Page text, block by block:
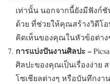
เท่านั้น นอกจากนี้ยังมีฟังก์
ด้วย ที่ช่วยให้คุณสร้างวิดีโ
คิดเห็นของคุณในหัวข้อต่าง
การแบ่งปันงานศิลปะ –
ศิลปะของคุณเป็นเรื่องง่าย
โซเชียลต่างๆ หรือบันทึกง